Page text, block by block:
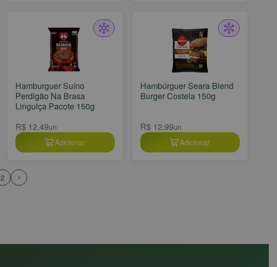
Hamburguer Suíno
Perdigão Na Brasa
Linguiça Pacote 150g
R$ 12,49un
Adicionar
Hambúrguer Seara Blend
Burger Costela 150g
R$ 12,99un
Adicionar
2